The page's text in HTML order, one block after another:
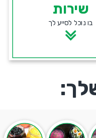
שירות
בו נוכל לסייע לך